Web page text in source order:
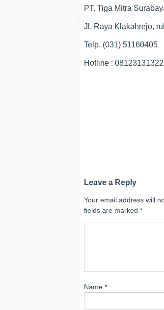
PT. Tiga Mitra
Jl. Raya Klakahrejo,
Telp. (031) 51160405
Hotline :
Leave a Reply
Your email address will
fields are marked *
Name *